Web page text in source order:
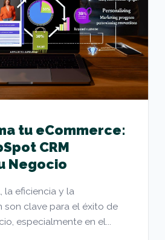
tu eCommerce:
CRM
Negocio
la eficiencia y la
son clave para el éxito de
especialmente en el...